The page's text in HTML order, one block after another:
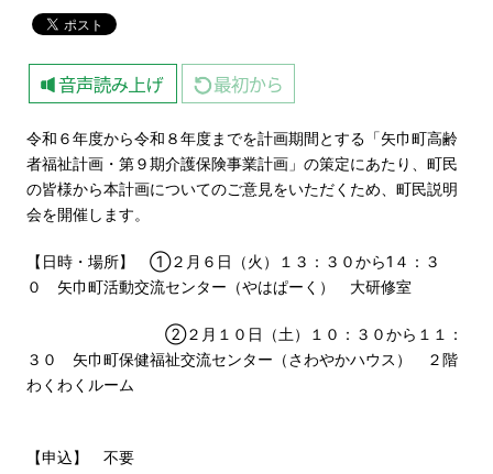
令和６年度から令和８年度までを計画期間とする「矢巾町高齢
者福祉計画・第９期介護保険事業計画」の策定にあたり、町民
の皆様から本計画についてのご意見をいただくため、町民説明
会を開催します。
【日時・場所】 ➀２月６日（火）１３：３０から1４：３
０ 矢巾町活動交流センター（やはぱーく） 大研修室
➁２月１０日（土）１０：３０から１１：
３０ 矢巾町保健福祉交流センター（さわやかハウス） ２階
わくわくルーム
【申込】 不要